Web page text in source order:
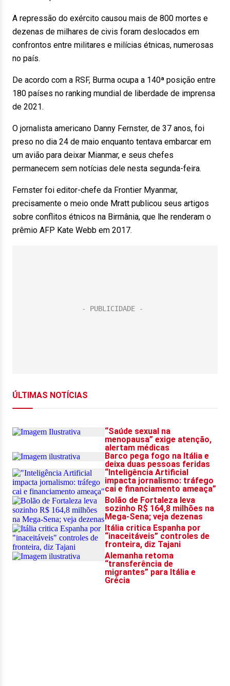
A repressão do exército causou mais de 800 mortes e
dezenas de milhares de civis foram deslocados em
confrontos entre militares e milícias étnicas, numerosas
no país.
De acordo com a RSF, Burma ocupa a 140ª posição entre
180 países no ranking mundial de liberdade de imprensa
de 2021.
O jornalista americano Danny Fernster, de 37 anos, foi
preso no dia 24 de maio enquanto tentava embarcar em
um avião para deixar Mianmar, e seus chefes
permanecem sem notícias dele nesta segunda-feira.
Fernster foi editor-chefe da Frontier Myanmar,
precisamente o meio onde Mratt publicou seus artigos
sobre conflitos étnicos na Birmânia, que lhe renderam o
prêmio AFP Kate Webb em 2017.